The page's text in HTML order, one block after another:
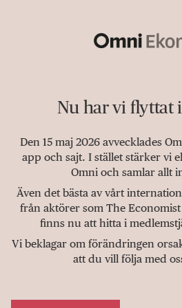
Nu har vi flyttat
Den 15 maj 2026 avvecklades
app och sajt. I stället stärker vi
Omni och samlar allt
Även det bästa av vårt
från aktörer som The
finns nu att hitta i
Vi beklagar om förändringen
att du vill följa med